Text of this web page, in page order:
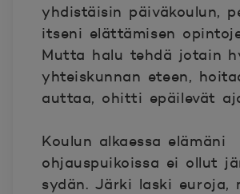
yhdistäisin päiväkoulun,
itseni elättämisen
Mutta halu tehdä jotain
yhteiskunnan eteen,
auttaa, ohitti epäilevät
Koulun alkaessa elämäni
ohjauspuikoissa ei ollut
sydän. Järki laski euroja,